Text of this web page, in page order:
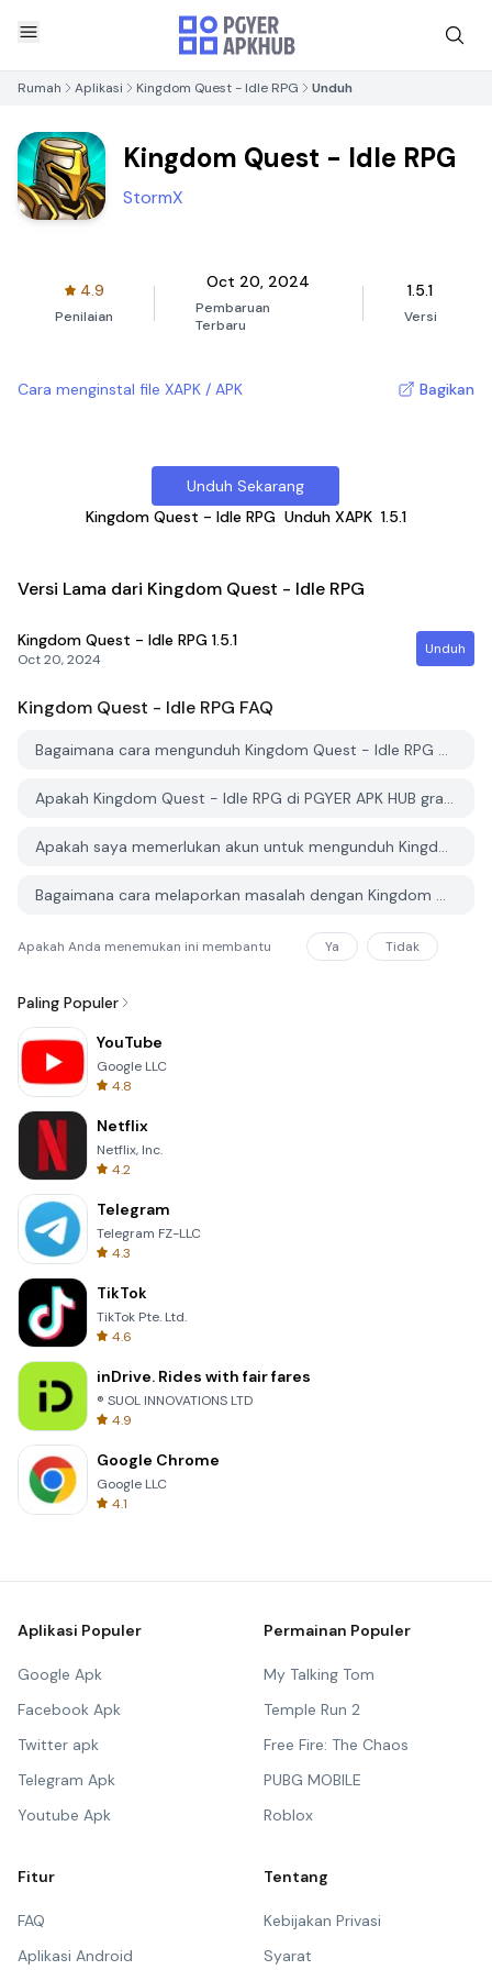
Rumah Aplikasi Kingdom Quest - Idle RPG Unduh
Kingdom Quest - Idle RPG
StormX
4.9
Penilaian
Oct 20, 2024
Pembaruan
Terbaru
1.5.1
Versi
Cara menginstal file XAPK / APK Bagikan
Unduh Sekarang
Kingdom Quest - Idle RPG Unduh XAPK 1.5.1
Versi Lama dari Kingdom Quest - Idle RPG
Kingdom Quest - Idle RPG 1.5.1
Oct 20, 2024
Unduh
Kingdom Quest - Idle RPG FAQ
Bagaimana cara mengunduh Kingdom Quest - Idle RPG dari PGYER APK HUB?
Apakah Kingdom Quest - Idle RPG di PGYER APK HUB gratis untuk diunduh?
Apakah saya memerlukan akun untuk mengunduh Kingdom Quest - Idle RPG dari PGYER APK HUB?
Bagaimana cara melaporkan masalah dengan Kingdom Quest - Idle RPG di PGYER APK HUB?
Apakah Anda menemukan ini membantu Ya Tidak
Paling Populer
YouTube
Google LLC
4.8
Netflix
Netflix, Inc.
4.2
Telegram
Telegram FZ-LLC
4.3
TikTok
TikTok Pte. Ltd.
4.6
inDrive. Rides with fair fares
® SUOL INNOVATIONS LTD
4.9
Google Chrome
Google LLC
4.1
Aplikasi Populer
Google Apk
Facebook Apk
Twitter apk
Telegram Apk
Youtube Apk
Permainan Populer
My Talking Tom
Temple Run 2
Free Fire: The Chaos
PUBG MOBILE
Roblox
Fitur
FAQ
Aplikasi Android
Tentang
Kebijakan Privasi
Syarat